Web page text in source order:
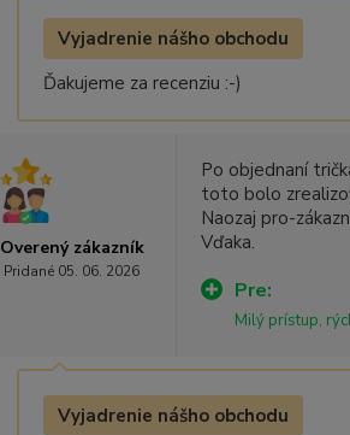
Vyjadrenie nášho obchodu
Ďakujeme za recenziu :-)
Overený zákazník
Pridané 05. 06. 2026
Po objednaní
toto bolo
Naozaj pro-
Vďaka.
Pre:
Milý prístup,
Vyjadrenie nášho obchodu